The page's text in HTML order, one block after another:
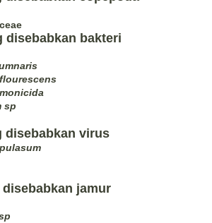
disebabkan bakteri
sp
disebabkan virus
jamur